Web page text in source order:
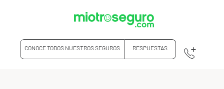
CONOCE TODOS NUESTROS SEGUROS RESPUESTAS